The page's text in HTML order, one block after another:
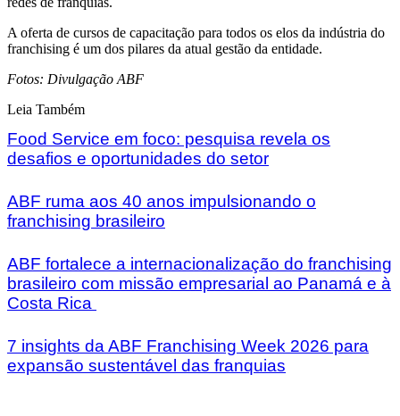
A oferta de cursos de capacitação para todos os elos da indústria do
franchising é um dos pilares da atual gestão da entidade.
Fotos: Divulgação ABF
Leia Também
Food Service em foco: pesquisa revela os
desafios e oportunidades do setor
ABF ruma aos 40 anos impulsionando o
franchising brasileiro
ABF fortalece a internacionalização do franchising
brasileiro com missão empresarial ao Panamá e à
Costa Rica
7 insights da ABF Franchising Week 2026 para
expansão sustentável das franquias